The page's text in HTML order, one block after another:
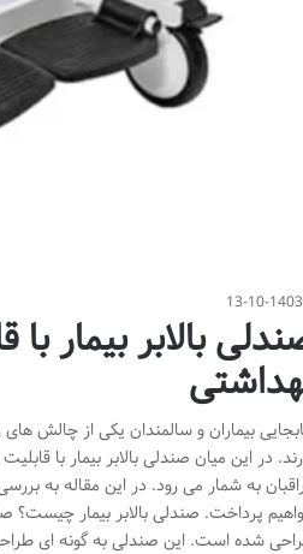
13-10-1403
بالابر بیمار
بیماران و سالمندان یکی از چالش های
در این میان صندلی بالابر بیمار با
به شمار می رود. در این مقاله به
پرداخت. صندلی بالابر بیمار چیست؟
شده است. این صندلی به گونه ای